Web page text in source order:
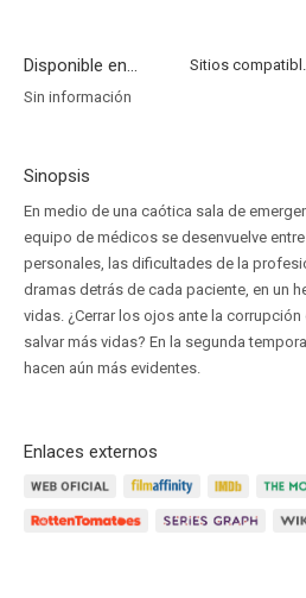
Disponible en...
Sin información
Sinopsis
En medio de una caótica sala de
equipo de médicos se desenvuelve
personales, las dificultades de la
dramas detrás de cada paciente, en un
vidas. ¿Cerrar los ojos ante la
salvar más vidas? En la segunda
hacen aún más evidentes.
Enlaces externos